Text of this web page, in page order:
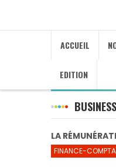
ACCUEIL
EDITION
BUSINESS
LA
FINANCE-